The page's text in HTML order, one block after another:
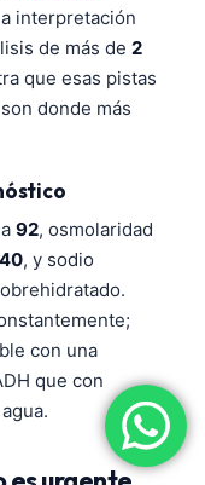
interpretación
de más de 2
que esas pistas
donde más
92, osmolaridad
, y sodio
con una
que con